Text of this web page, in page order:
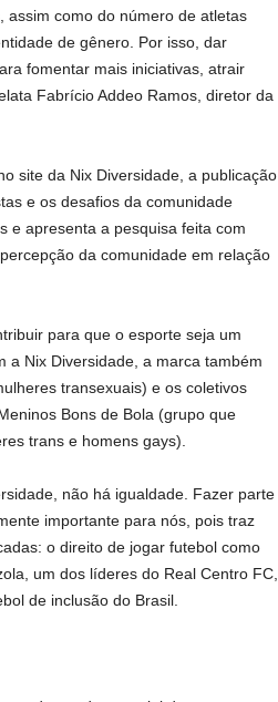
assim como do número de atletas
de gênero. Por isso, dar
fomentar mais iniciativas, atrair
Fabrício Addeo Ramos, diretor da
site da Nix Diversidade, a publicação
e os desafios da comunidade
e apresenta a pesquisa feita com
da comunidade em relação
para que o esporte seja um
a Nix Diversidade, a marca também
transexuais) e os coletivos
Bons de Bola (grupo que
trans e homens gays).
não há igualdade. Fazer parte
importante para nós, pois traz
o direito de jogar futebol como
um dos líderes do Real Centro FC,
de inclusão do Brasil.